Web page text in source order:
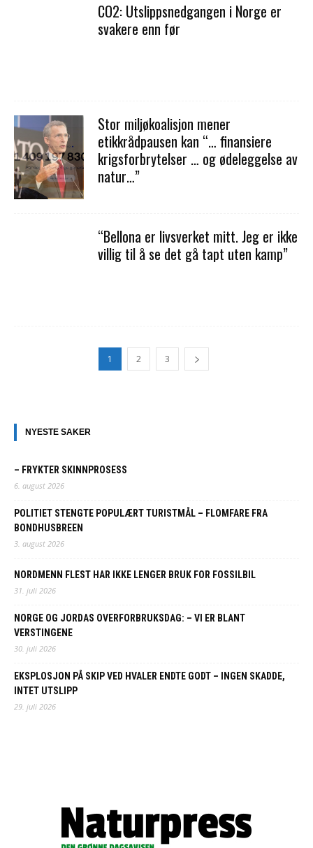
CO2: Utslippsnedgangen i Norge er
svakere enn før
Stor miljøkoalisjon mener
etikkrådpausen kan “… finansiere
krigsforbrytelser … og ødeleggelse av
natur…”
“Bellona er livsverket mitt. Jeg er ikke
villig til å se det gå tapt uten kamp”
1 2 3
NYESTE SAKER
– FRYKTER SKINNPROSESS
6. august 2026
POLITIET STENGTE POPULÆRT TURISTMÅL – FLOMFARE FRA
BONDHUSBREEN
3. august 2026
NORDMENN FLEST HAR IKKE LENGER BRUK FOR FOSSILBIL
31. juli 2026
NORGE OG JORDAS OVERFORBRUKSDAG: – VI ER BLANT
VERSTINGENE
30. juli 2026
EKSPLOSJON PÅ SKIP VED HVALER ENDTE GODT – INGEN SKADDE,
INTET UTSLIPP
29. juli 2026